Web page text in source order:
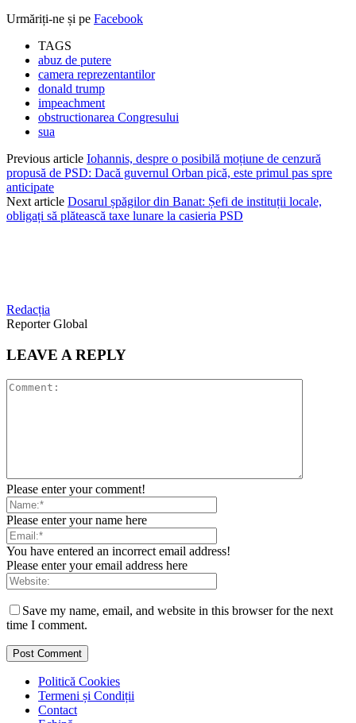
Urmăriți-ne și pe Facebook
TAGS
abuz de putere
camera reprezentantilor
donald trump
impeachment
obstructionarea Congresului
sua
Previous article Iohannis, despre o posibilă moțiune de cenzură
propusă de PSD: Dacă guvernul Orban pică, este primul pas spre
anticipate
Next article Dosarul șpăgilor din Banat: Șefi de instituții locale,
obligați să plătească taxe lunare la casieria PSD
Redacția
Reporter Global
LEAVE A REPLY
Please enter your comment!
Please enter your name here
You have entered an incorrect email address!
Please enter your email address here
Save my name, email, and website in this browser for the next
time I comment.
Politică Cookies
Termeni și Condiții
Contact